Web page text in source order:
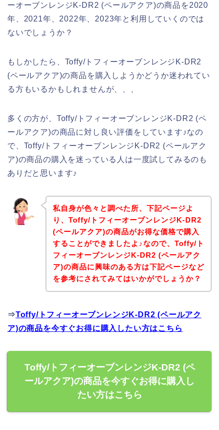
ーオーブンレンジK-DR2 (ペールアクア)の商品を2020
年、2021年、2022年、2023年と利用していくのでは
ないでしょうか？
もしかしたら、Toffy/トフィーオーブンレンジK-DR2
(ペールアクア)の商品を購入しようかどうか迷われてい
る方もいるかもしれませんが、、、
多くの方が、Toffy/トフィーオーブンレンジK-DR2 (ペ
ールアクア)の商品に対し良い評価をしています♪なの
で、Toffy/トフィーオーブンレンジK-DR2 (ペールアク
ア)の商品の購入を迷っている人は一度試してみるのも
ありだと思います♪
私自身が色々と調べた所、下記ページよ
り、Toffy/トフィーオーブンレンジK-DR2
(ペールアクア)の商品がお得な価格で購入
することができましたよ♪なので、Toffy/ト
フィーオーブンレンジK-DR2 (ペールアク
ア)の商品に興味のある方は下記ページなど
を参考にされてみてはいかがでしょうか？
⇒Toffy/トフィーオーブンレンジK-DR2 (ペールアク
ア)の商品を今すぐお得に購入したい方はこちら
Toffy/トフィーオーブンレンジK-DR2 (ペ
ールアクア)の商品を今すぐお得に購入し
たい方はこちら